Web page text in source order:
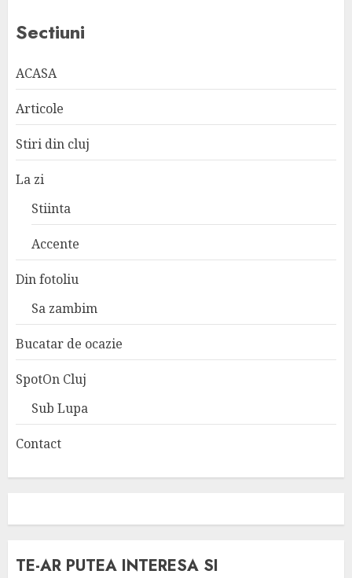
Sectiuni
ACASA
Articole
Stiri din cluj
La zi
Stiinta
Accente
Din fotoliu
Sa zambim
Bucatar de ocazie
SpotOn Cluj
Sub Lupa
Contact
TE-AR PUTEA INTERESA SI